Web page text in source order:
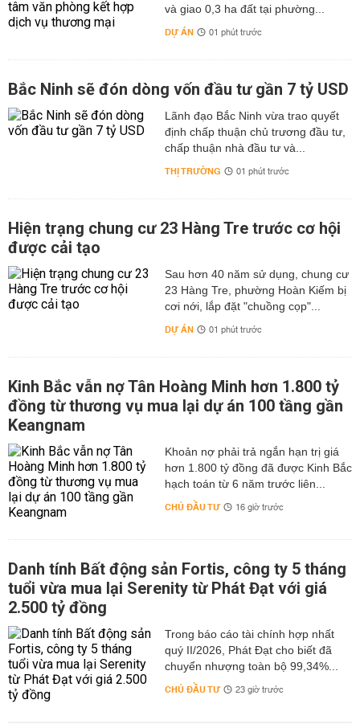
và giao 0,3 ha đất tại phường...
DỰ ÁN 01 phút trước
Bắc Ninh sẽ đón dòng vốn đầu tư gần 7 tỷ USD
Lãnh đạo Bắc Ninh vừa trao quyết
định chấp thuận chủ trương đầu tư,
chấp thuận nhà đầu tư và...
THỊ TRƯỜNG 01 phút trước
Hiện trạng chung cư 23 Hàng Tre trước cơ hội
được cải tạo
Sau hơn 40 năm sử dụng, chung cư
23 Hàng Tre, phường Hoàn Kiếm bị
cơi nới, lắp đặt "chuồng cọp"...
DỰ ÁN 01 phút trước
Kinh Bắc vẫn nợ Tân Hoàng Minh hơn 1.800 tỷ
đồng từ thương vụ mua lại dự án 100 tầng gần
Keangnam
hơn 1.800 tỷ đồng đã được Kinh Bắc
hạch toán từ 6 năm trước liên...
CHỦ ĐẦU TƯ 16 giờ trước
Danh tính Bất động sản Fortis, công ty 5 tháng
tuổi vừa mua lại Serenity từ Phát Đạt với giá
2.500 tỷ đồng
Trong báo cáo tài chính hợp nhất
quý II/2026, Phát Đạt cho biết đã
chuyển nhượng toàn bộ 99,34%...
CHỦ ĐẦU TƯ 23 giờ trước